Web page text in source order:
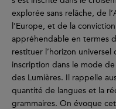
explorée sans relâche, de
l’Europe, et de la
appréhendable en termes
restituer l’horizon
inscription dans le mode
des Lumières. Il rappelle
quantité de langues et la
grammaires. On évoque